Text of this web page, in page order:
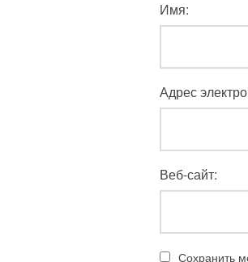
Имя:
Адрес
Веб-сайт:
Сохранить